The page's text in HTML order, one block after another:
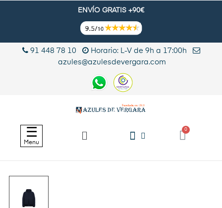
ENVÍO GRATIS +90€
91 448 78 10
Horario: L-V de 9h a 17:00h
azules@azulesdevergara.com
Navegación
de
palanca
☰
Menu